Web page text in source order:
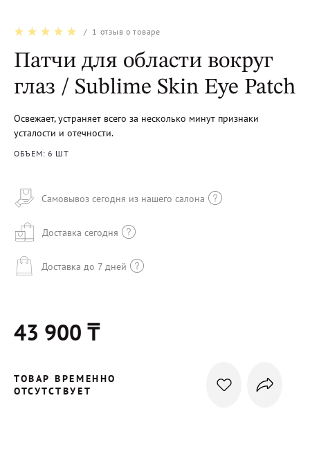
/ 1 отзыв о товаре
Патчи для области вокруг
глаз / Sublime Skin Eye Patch
Освежает, устраняет всего за несколько минут признаки
усталости и отечности.
ОБЪЕМ: 6 ШТ
Самовывоз сегодня из нашего салона
Доставка сегодня
Доставка до 7 дней
43 900 ₸
ТОВАР ВРЕМЕННО
ОТСУТСТВУЕТ